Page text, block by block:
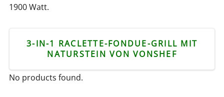
1900 Watt.
3-IN-1 RACLETTE-FONDUE-GRILL MIT
NATURSTEIN VON VONSHEF
No products found.